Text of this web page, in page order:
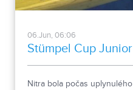
06.Jun, 06:06
Stümpel Cup Junior
Nitra bola počas